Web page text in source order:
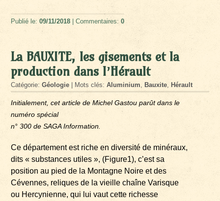
Publié le:09/11/2018 | Commentaires:0
La BAUXITE, les gisements et la
production dans l’Hérault
Catégorie:Géologie | Mots clés:Aluminium ,Bauxite,Hérault
Initialement, cet article de Michel Gastou parût dans le
numéro spécial
n° 300 de SAGA Information.
Ce département est riche en diversité de minéraux,
dits « substances utiles », (Figure1), c’est sa
position au pied de la Montagne Noire et des
Cévennes, reliques de la vieille chaîne Varisque
ou Hercynienne, qui lui vaut cette richesse